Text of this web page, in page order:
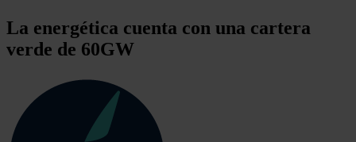
La energética cuenta con una cartera
verde de 60GW